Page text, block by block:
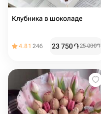
Клубника в шоколаде
4.81 246 23 750֏25 000֏